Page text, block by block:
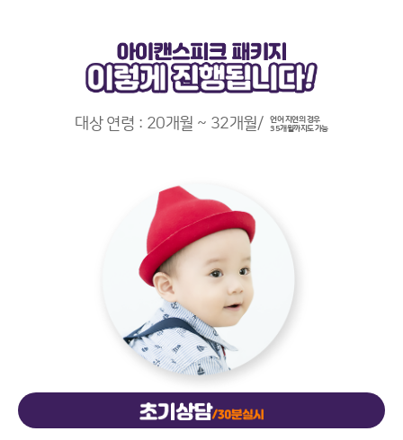
대상 연령 : 20개월 ~ 32개월/
언어 지연의 경우
35개월까지도 가능